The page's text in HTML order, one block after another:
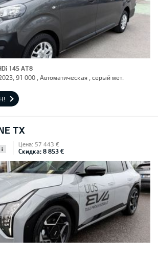
145 AT8
91 000 , Автоматическая , серый мет.
TX
i
Цена: 57 443 €
Скидка: 8 853 €